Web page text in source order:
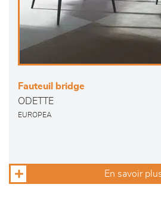
Fauteuil bridge
ODETTE
EUROPEA
En savoir